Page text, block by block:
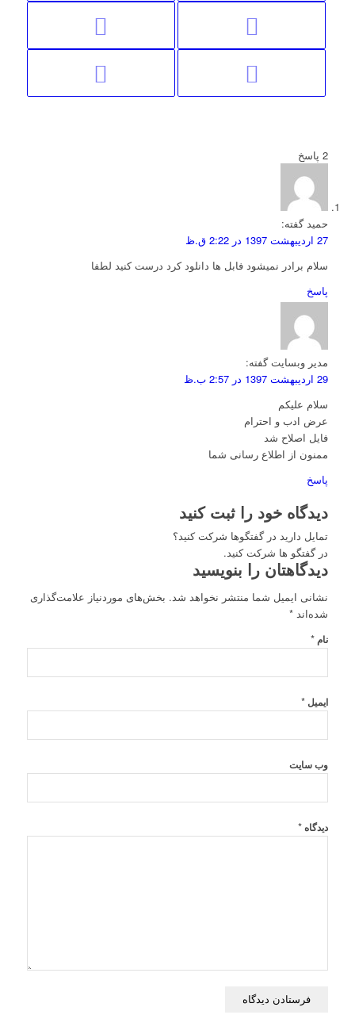
2 پاسخ
حمید گفته:
27 اردیبهشت 1397 در 2:22 ق.ظ
سلام برادر نمیشود فابل ها دانلود کرد درست کنید لطفا
پاسخ
مدیر وبسایت گفته:
29 اردیبهشت 1397 در 2:57 ب.ظ
سلام علیکم
عرض ادب و احترام
فایل اصلاح شد
ممنون از اطلاع رسانی شما
پاسخ
دیدگاه خود را ثبت کنید
تمایل دارید در گفتگوها شرکت کنید؟
در گفتگو ها شرکت کنید.
دیدگاهتان را بنویسید
نشانی ایمیل شما منتشر نخواهد شد. بخش‌های موردنیاز علامت‌گذاری
شده‌اند *
نام*
ایمیل *
وب‌ سایت
دیدگاه*